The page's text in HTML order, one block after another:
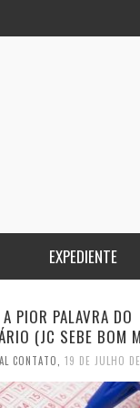
EXPEDIENTE
CONTATO 12 DE JULHO